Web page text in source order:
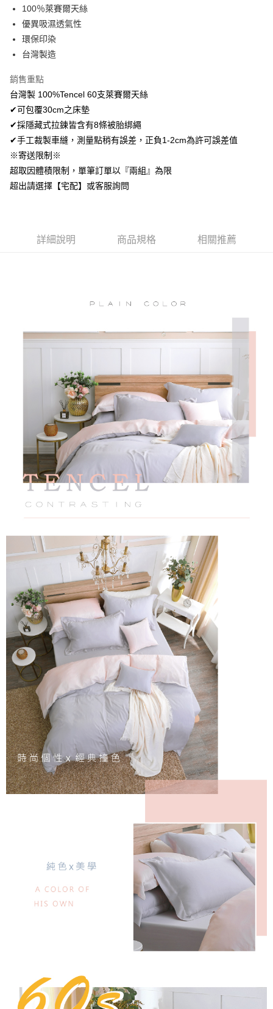
Apple Pay
悠遊付
Google Pay
AFTEE先享後付
相關說明
AFTEE先享後付是「在收到商品之後才付款」的支付方式。 讓您購物簡單
便利好安心！
１．簡單：不需註冊會員、不需綁卡、不需儲值。
２．便利：只要手機號碼，簡訊認證，即可結帳。
３．安心：先確認商品／服務後，再付款。
１．於結帳方式選擇「AFTEE先享後付」後，將跳轉至「AFTEE先享後付」
ATM／網路銀行／等多元方式進行付款，方視為交易完成。
※ 請注意：結帳手續完成當下不需立刻繳費，但若您需要取消訂單，請聯絡
１．透過由恩沛科技股份有限公司提供之「AFTEE先享後付」服務完成之交
易，需依本服務之必要範圍內提供個人資料，並將交易相關給付款項請求債
https://aftee.tw/terms/#terms3
３．未成年的使用者請事先徵得法定代理人或監護人之同意方可使用
「AFTEE先享後付」，若未經同意申辦者引起之損失，本公司不負相關責
４．使用「AFTEE先享後付」時，將依據個別帳號之用戶狀況，依本公司即
時審查核予不同之上限額度；若仍有額度不足之情形，本公司將視審查結果
請求用戶進行身份認證。
５．嚴禁一人註冊多個帳號或使用他人資訊註冊。若發現惡意使用之情形，
恩沛科技股份有限公司將有權停止該用戶之使用額度並採取法律行動。
ATM付款
運送方式
全家取貨付款
免運費
7-11取貨付款
每筆NT$100，滿NT$499(含以上)免運費
每筆NT$100，滿NT$499(含以上)免運費
100％萊賽爾天絲
優異吸濕透氣性
環保印染
台灣製造
銷售重點
台灣製 100%Tencel 60支萊賽爾天絲
✔可包覆30cm之床墊
✔採隱藏式拉鍊皆含有8條被胎綁繩
✔手工裁製車縫，測量點稍有誤差，正負1-2cm為許可誤差值
※寄送限制※
超取因體積限制，單筆訂單以『兩組』為限
超出請選擇【宅配】或客服詢問
詳細說明 商品規格 相關推薦